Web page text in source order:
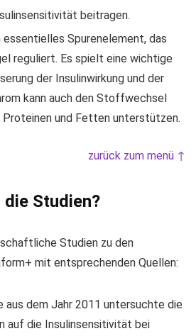
beitragen.
essentielles Spurenelement, das
reguliert. Es spielt eine wichtige
der Insulinwirkung und der
kann auch den Stoffwechsel
Proteinen und Fetten unterstützen.
zurück zum menü ↑
die Studien?
Studien zu den
mit entsprechenden Quellen:
aus dem Jahr 2011 untersuchte die
auf die Insulinsensitivität bei